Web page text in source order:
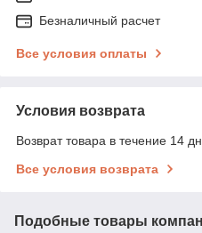
Безналичный расчет
Все условия оплаты
Условия возврата
Возврат товара в течение 14
Все условия возврата
Подобные товары